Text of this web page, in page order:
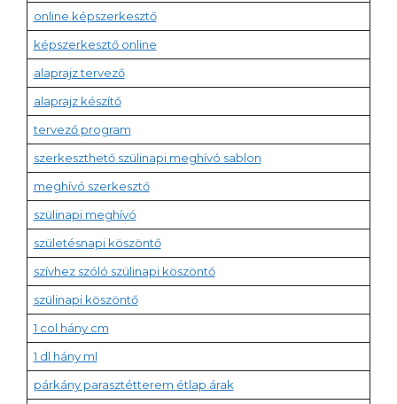
online képszerkesztő
képszerkesztő online
alaprajz tervező
alaprajz készítő
tervező program
szerkeszthető szülinapi meghívó sablon
meghívó szerkesztő
szülinapi meghívó
születésnapi köszöntő
szívhez szóló szülinapi köszöntő
szülinapi köszöntő
1 col hány cm
1 dl hány ml
párkány parasztétterem étlap árak